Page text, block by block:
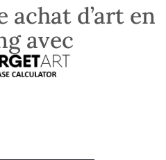
achat d’art en
avec